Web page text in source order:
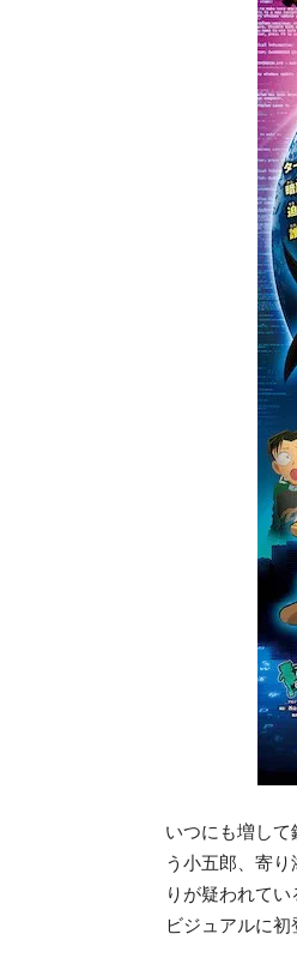
いつにも増し
う小五郎、寄
りが疑われて
ビジュアルに初